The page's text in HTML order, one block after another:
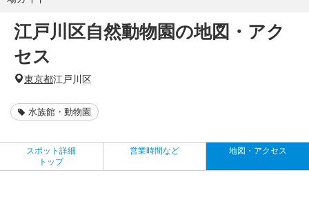
江戸川区自然動物園の地図・アク
セス
東京都江戸川区
水族館・動物園
スポット詳細
トップ
営業時間など 地図・アクセス